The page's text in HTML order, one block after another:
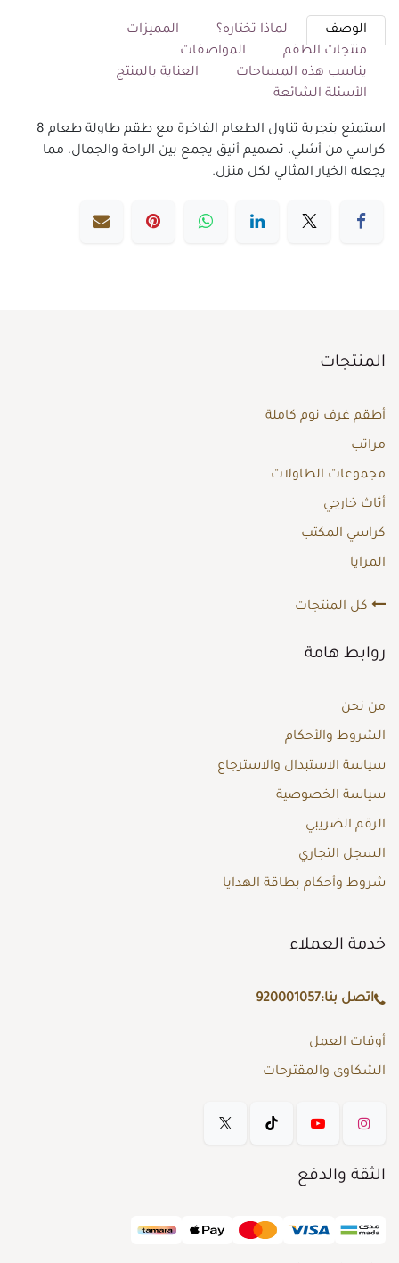
الوصف لماذا تختاره؟
المميزات
منتجات الطقم
المواصفات
يناسب هذه المساحات
العناية بالمنتج
الأسئلة الشائعة
استمتع بتجربة تناول الطعام الفاخرة مع طقم طاولة طعام 8
كراسي من أشلي. تصميم أنيق يجمع بين الراحة والجمال، مما
يجعله الخيار المثالي لكل منزل.
المنتجات
أطقم غرف نوم كاملة
مراتب
مجموعات الطاولات
أثاث خارجي
كراسي المكتب
المرايا
كل المنتجات
روابط هامة
من نحن
الشروط والأحكام
سياسة الاستبدال والاسترجاع
سياسة الخصوصية
الرقم الضريبي
السجل التجاري
شروط وأحكام بطاقة الهدايا
خدمة العملاء
اتصل بنا:920001057
أوقات العمل
الشكاوى والمقترحات
الثقة والدفع